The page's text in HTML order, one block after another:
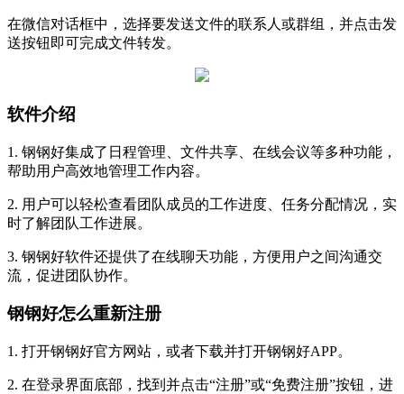
在微信对话框中，选择要发送文件的联系人或群组，并点击发
送按钮即可完成文件转发。
软件介绍
1. 钢钢好集成了日程管理、文件共享、在线会议等多种功能，
帮助用户高效地管理工作内容。
2. 用户可以轻松查看团队成员的工作进度、任务分配情况，实
时了解团队工作进展。
3. 钢钢好软件还提供了在线聊天功能，方便用户之间沟通交
流，促进团队协作。
钢钢好怎么重新注册
1. 打开钢钢好官方网站，或者下载并打开钢钢好APP。
2. 在登录界面底部，找到并点击“注册”或“免费注册”按钮，进